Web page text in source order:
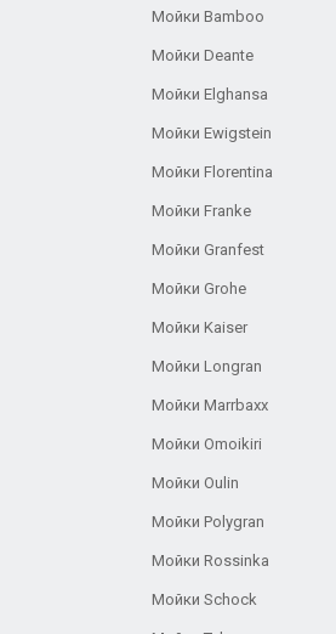
Мойки Bamboo
Мойки Deante
Мойки Elghansa
Мойки Ewigstein
Мойки Florentina
Мойки Franke
Мойки Granfest
Мойки Grohe
Мойки Kaiser
Мойки Longran
Мойки Marrbaxx
Мойки Omoikiri
Мойки Oulin
Мойки Polygran
Мойки Rossinka
Мойки Schock